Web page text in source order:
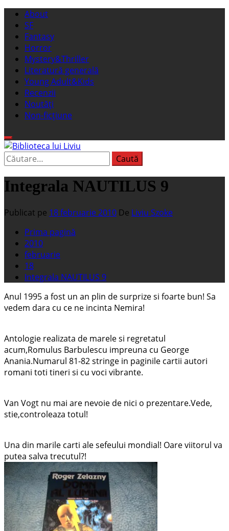
Sari
conținut
Meniu
principal
About
SF
Fantasy
Horror
Mystery&Thriller
Literatură generală
Young Adult&Kids
Recenzii
Noutăți
Non-ficțiune
Biblioteca lui Liviu
Fostul blog FanSF
Caută
după:
Integrala NAUTILUS 9
Publicat pe 18 februarie 2010 De Liviu Szoke
Prima pagină
2010
februarie
18
Integrala NAUTILUS 9
Anul 1995 a fost un an plin de surprize si foarte bun! Sa
vedem dara cu ce ne incinta Nemira!
Antologie realizata de marele si regretatul
acum,Romulus Barbulescu impreuna cu George
Anania.Numarul 81-82 stringe in paginile cartii autori
romani toti tineri si cu voci vibrante.
Van Vogt nu mai are nevoie de nici o prezentare.Vede,
stie,controleaza totul!
Una din marile carti ale sefeului mondial! Oare viitorul va
putea salva trecutul?!